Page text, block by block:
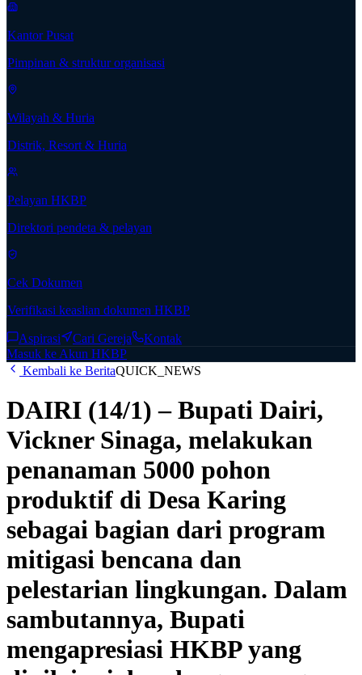
Kantor Pusat
Pimpinan & struktur organisasi
Wilayah & Huria
Distrik, Resort & Huria
Pelayan HKBP
Direktori pendeta & pelayan
Cek Dokumen
Verifikasi keaslian dokumen HKBP
Aspirasi Cari Gereja
Kontak
Masuk ke Akun HKBP
Kembali ke BeritaQUICK_NEWS
DAIRI (14/1) – Bupati Dairi,
Vickner Sinaga, melakukan
penanaman 5000 pohon
produktif di Desa Karing
sebagai bagian dari program
mitigasi bencana dan
pelestarian lingkungan. Dalam
sambutannya, Bupati
mengapresiasi HKBP yang